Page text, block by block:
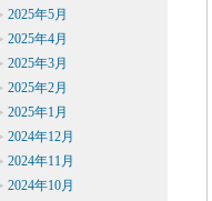
2025年5月
2025年4月
2025年3月
2025年2月
2025年1月
2024年12月
2024年11月
2024年10月